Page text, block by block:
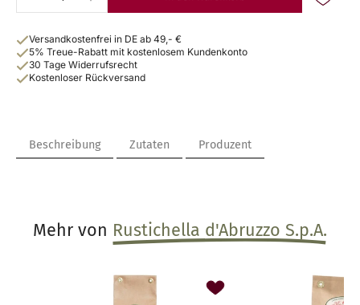
Versandkostenfrei in DE ab 49,- €
5% Treue-Rabatt mit kostenlosem Kundenkonto
30 Tage Widerrufsrecht
Kostenloser Rückversand
Beschreibung Zutaten Produzent
Mehr von Rustichella d'Abruzzo S.p.A.